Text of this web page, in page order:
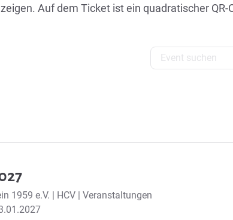
Auf dem Ticket ist ein quadratischer QR-
1959 e.V. | HCV | Veranstaltungen